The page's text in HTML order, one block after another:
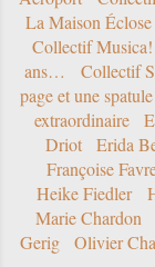
La Maison Éclose
Collectif Musica!
ans…
Collectif
page et une spatule
extraordinaire
Driot
Erida
Françoise
Heike Fiedler
Marie Chardon
Gerig
Olivier